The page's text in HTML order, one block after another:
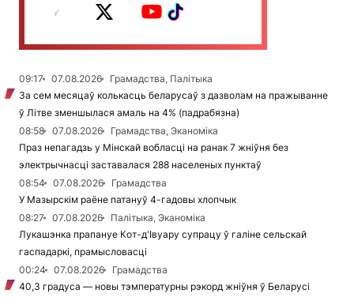
09:17 07.08.2026
Грамадства, Палітыка
За сем месяцаў колькасць беларусаў з дазволам на пражыванне
ў Літве зменшылася амаль на 4% (падрабязна)
08:58
07.08.2026
Грамадства, Эканоміка
Праз непагадзь у Мінскай вобласці на ранак 7 жніўня без
электрычнасці заставалася 288 населеных пунктаў
08:54
07.08.2026
Грамадства
У Мазырскім раёне патануў 4-гадовы хлопчык
08:27
07.08.2026
Палітыка, Эканоміка
Лукашэнка прапануе Кот-д'Івуару супрацу ў галіне сельскай
гаспадаркі, прамысловасці
00:24
07.08.2026
Грамадства
40,3 градуса — новы тэмпературны рэкорд жніўня ў Беларусі